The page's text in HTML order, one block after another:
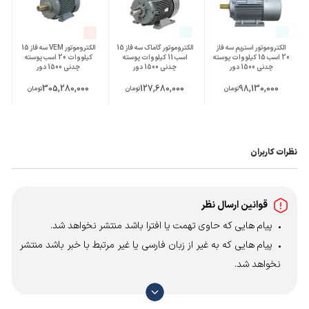
الکتروموتور استریم سه فاز
20 اسب 15 کیلووات پوسته
چدنی 1500 دور
98,130,000تومان
الکتروموتور گاماک سه فاز 15
اسب 11 کیلووات پوسته
چدنی 1500 دور
127,680,000تومان
الکتروموتور VEM سه فاز 15
کیلووات 20 اسب پوسته
چدنی 1500 دور
305,280,000تومان
نظرات کاربران
قوانین ارسال نظر
پیام هایی که حاوی تهمت یا افترا باشد منتشر نخواهد شد.
پیام هایی که به غیر از زبان فارسی یا غیر مرتبط با خبر باشد منتشر
نخواهد شد.
با توجه به آن که امکان موافقت یا مخالفت با محتوای نظرات
وجود دارد، معمولا نظراتی که محتوای مشابه دارند، انتشار نمی‌یابند